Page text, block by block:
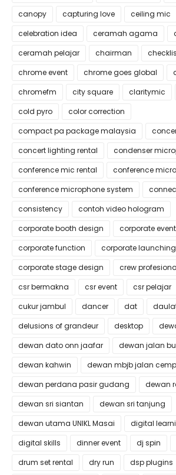
canopy
capturing love
ceiling mic
celebration idea
ceramah agama
ceramah pelajar
chairman
chrome event
chrome goes global
chromefm
city square claritymic
cold pyro
color correction
compact pa package malaysia
concert lighting rental
condenser
conference mic rental
conference
conference microphone system
consistency
contoh video hologram
corporate booth design
corporate
corporate function
corporate launching
corporate stage design
crew
csr bermakna
csr event csr pelajar
cukur jambul
dancer dat
delusions of grandeur
desktop
dewan dato onn jaafar
dewan jalan
dewan kahwin
dewan mbjb jalan
dewan perdana pasir gudang
dewan
dewan sri siantan
dewan sri tanjung
dewan utama UNIKL Masai
digital
digital skills
dinner event dj spin
drum set rental
dry run dsp plugins